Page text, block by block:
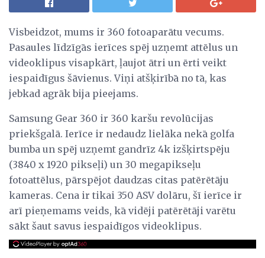
Visbeidzot, mums ir 360 fotoaparātu vecums.
Pasaules līdzīgās ierīces spēj uzņemt attēlus un
videoklipus visapkārt, ļaujot ātri un ērti veikt
iespaidīgus šāvienus. Viņi atšķirībā no tā, kas
jebkad agrāk bija pieejams.
Samsung Gear 360 ir 360 karšu revolūcijas
priekšgalā. Ierīce ir nedaudz lielāka nekā golfa
bumba un spēj uzņemt gandrīz 4k izšķirtspēju
(3840 x 1920 pikseļi) un 30 megapikseļu
fotoattēlus, pārspējot daudzas citas patērētāju
kameras. Cena ir tikai 350 ASV dolāru, šī ierīce ir
arī pieņemams veids, kā vidēji patērētāji varētu
sākt šaut savus iespaidīgos videoklipus.